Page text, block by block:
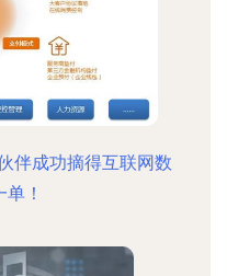
伴成功摘得互联网数
！